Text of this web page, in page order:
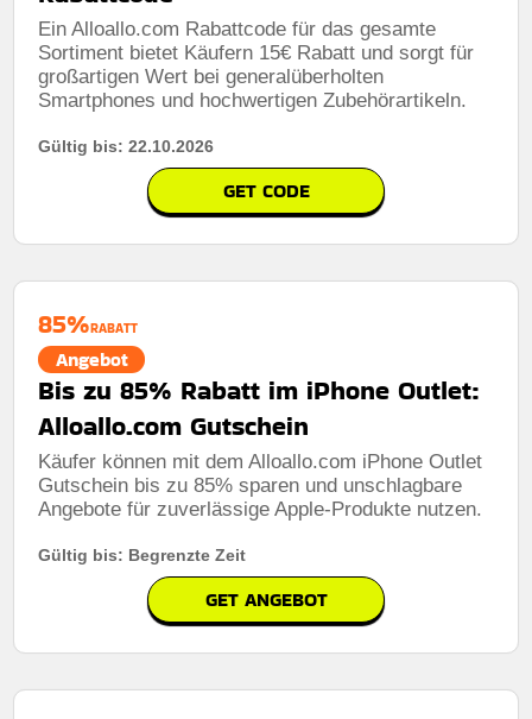
Ein Alloallo.com Rabattcode für das gesamte
Sortiment bietet Käufern 15€ Rabatt und sorgt für
großartigen Wert bei generalüberholten
Smartphones und hochwertigen Zubehörartikeln.
Gültig bis: 22.10.2026
GET CODE
85%RABATT
Angebot
Bis zu 85% Rabatt im iPhone Outlet:
Alloallo.com Gutschein
Käufer können mit dem Alloallo.com iPhone Outlet
Gutschein bis zu 85% sparen und unschlagbare
Angebote für zuverlässige Apple-Produkte nutzen.
Gültig bis: Begrenzte Zeit
GET ANGEBOT